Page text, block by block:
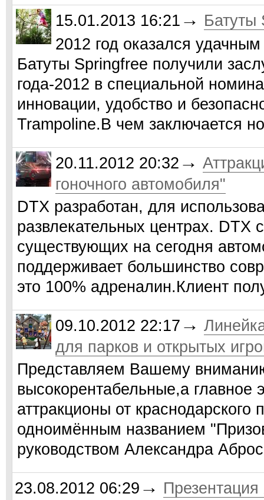
15.01.2013 16:21 → Батуты
2012 год оказался
Батуты Springfree получили
года-2012 в специальной
инновации, удобство и
Trampoline.В чем заключается
20.11.2012 20:32 →
гоночного автомобиля"
DTX разработан, для
развлекательных центрах.
существующих на сегодня
поддерживает большинство
это 100% адреналин.Клиент
09.10.2012 22:17 →
для парков и открытых
Представляем Вашему
высокорентабельные,а
аттракционы от краснодарского
одноимённым названием
руководством Александра
23.08.2012 06:29 →